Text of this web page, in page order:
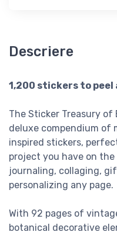
Descriere
1,200 stickers to peel
The Sticker Treasury
deluxe compendium of
inspired stickers,
project you have on
journaling, collaging,
personalizing any page.
With 92 pages of
botanical decorative